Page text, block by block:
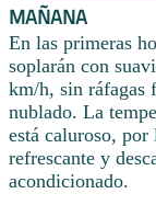
MAÑANA
En las primeras
soplarán con
km/h, sin ráfagas
nublado. La
está caluroso, por
refrescante y
acondicionado.